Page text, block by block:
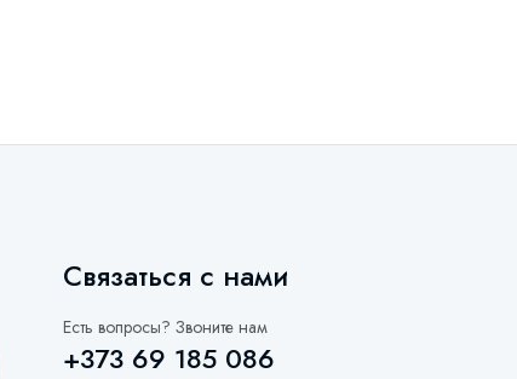
Связаться с нами
Есть вопросы? Звоните нам
+373 69 185 086